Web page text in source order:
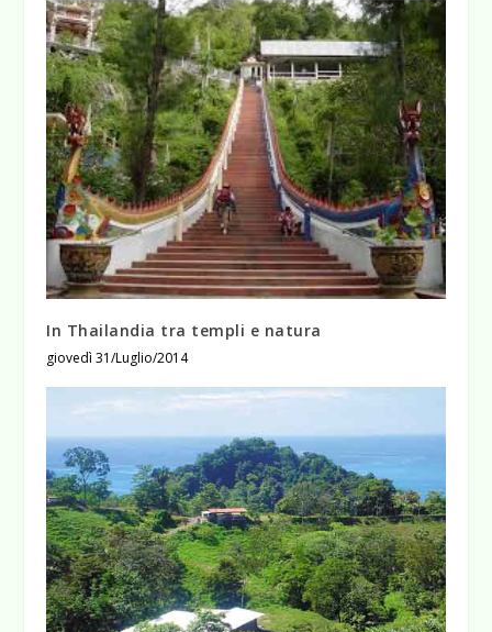
In Thailandia tra templi e natura
giovedì 31/Luglio/2014